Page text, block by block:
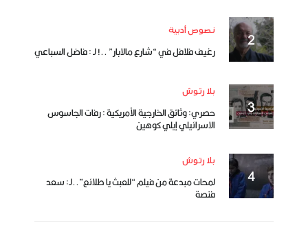
نصوص أدبية
رغيف فلافل في “شارع مالابار” ..! لـ : فاضل السباعي
بلا رتوش
حصري: وثائق الخارجية الأمريكية : رفات الجاسوس
الاسرائيلي إيلي كوهين
بلا رتوش
لمحات مبدعة من فيلم “للعبث يا طلائع”..لـ: سعد
فنصة